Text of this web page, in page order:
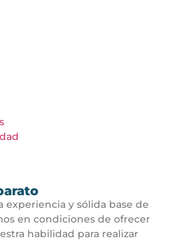
experiencia y sólida base de
en condiciones de ofrecer
habilidad para realizar